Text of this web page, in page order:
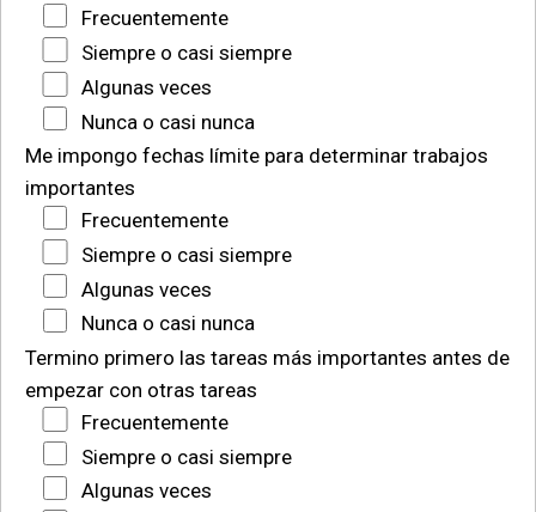
Frecuentemente
Siempre o casi siempre
Algunas veces
Nunca o casi nunca
Me impongo fechas límite para determinar trabajos
importantes
Frecuentemente
Siempre o casi siempre
Algunas veces
Nunca o casi nunca
Termino primero las tareas más importantes antes de
empezar con otras tareas
Frecuentemente
Siempre o casi siempre
Algunas veces